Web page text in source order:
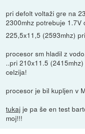
pri defolt voltaži gre na
2300mhz potrebuje 1.7V
225,5x11,5 (2593mhz)
procesor sm hladil z
..pri 210x11.5
celzija!
procesor je bil kupljen v
tukaj je pa še en test
moj!!!